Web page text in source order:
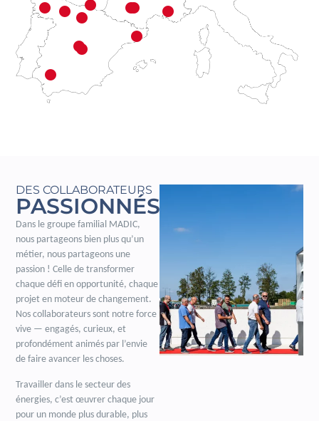
DES COLLABORATEURS
PASSIONNÉS
Dans le groupe familial MADIC,
nous partageons bien plus qu’un
métier, nous partageons une
passion ! Celle de transformer
chaque défi en opportunité, chaque
projet en moteur de changement.
Nos collaborateurs sont notre force
vive — engagés, curieux, et
profondément animés par l’envie
de faire avancer les choses.
Travailler dans le secteur des
énergies, c’est œuvrer chaque jour
pour un monde plus durable, plus